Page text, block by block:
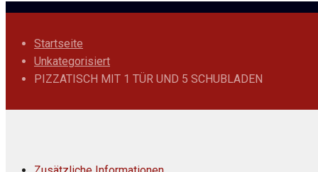
Startseite
Unkategorisiert
PIZZATISCH MIT 1 TÜR UND 5 SCHUBLADEN